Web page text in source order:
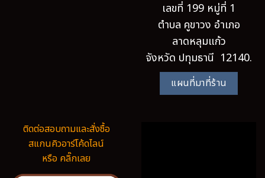
เลขที่ 199 หมู่ที่ 1
ตำบล คูขาวง อำเภอ
ลาดหลุมแก้ว
จังหวัด ปทุมธานี 12140.
แผนที่มาที่ร้าน
ติดต่อสอบถามและสั่งซื้อ
สแกนคิวอาร์โค้ดไลน์
หรือ คลิ๊กเลย